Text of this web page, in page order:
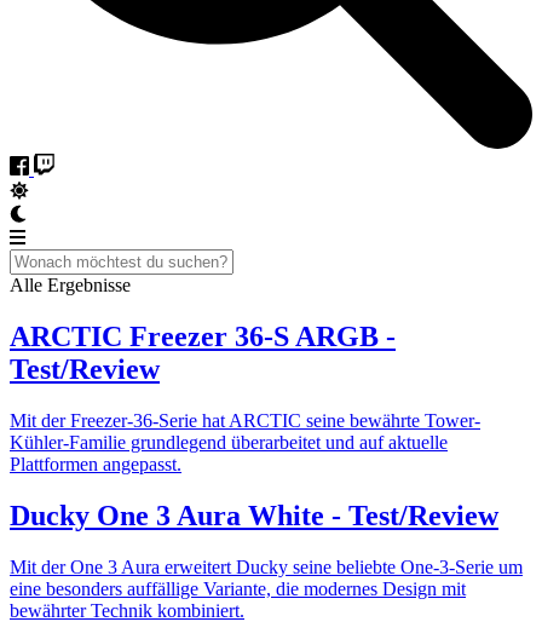
Alle Ergebnisse
ARCTIC Freezer 36-S ARGB -
Test/Review
Mit der Freezer-36-Serie hat ARCTIC seine bewährte Tower-
Kühler-Familie grundlegend überarbeitet und auf aktuelle
Plattformen angepasst.
Ducky One 3 Aura White - Test/Review
Mit der One 3 Aura erweitert Ducky seine beliebte One-3-Serie um
eine besonders auffällige Variante, die modernes Design mit
bewährter Technik kombiniert.